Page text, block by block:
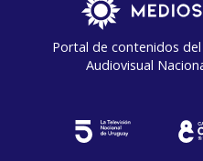
Portal de contenidos
Audiovisual